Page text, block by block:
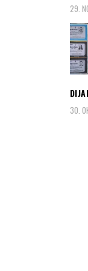
29.
30.